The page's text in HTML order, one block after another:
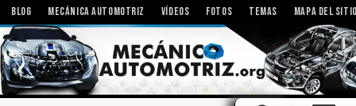
BLOG MECÁNICA AUTOMOTRIZ VÍDEOS FOTOS TEMAS MAPA DEL